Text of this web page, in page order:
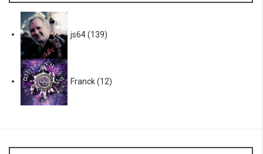
js64(139)
Franck(12)